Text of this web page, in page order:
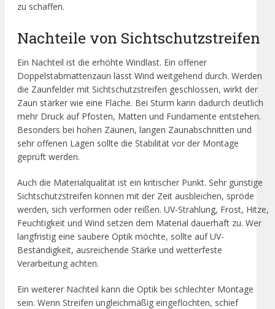
zu schaffen.
Nachteile von Sichtschutzstreifen
Ein Nachteil ist die erhöhte Windlast. Ein offener
Doppelstabmattenzaun lässt Wind weitgehend durch. Werden
die Zaunfelder mit Sichtschutzstreifen geschlossen, wirkt der
Zaun stärker wie eine Fläche. Bei Sturm kann dadurch deutlich
mehr Druck auf Pfosten, Matten und Fundamente entstehen.
Besonders bei hohen Zäunen, langen Zaunabschnitten und
sehr offenen Lagen sollte die Stabilität vor der Montage
geprüft werden.
Auch die Materialqualität ist ein kritischer Punkt. Sehr günstige
Sichtschutzstreifen können mit der Zeit ausbleichen, spröde
werden, sich verformen oder reißen. UV-Strahlung, Frost, Hitze,
Feuchtigkeit und Wind setzen dem Material dauerhaft zu. Wer
langfristig eine saubere Optik möchte, sollte auf UV-
Beständigkeit, ausreichende Stärke und wetterfeste
Verarbeitung achten.
Ein weiterer Nachteil kann die Optik bei schlechter Montage
sein. Wenn Streifen ungleichmäßig eingeflochten, schief